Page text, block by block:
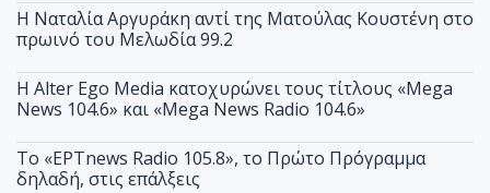
Η Ναταλία Αργυράκη αντί της Ματούλας Κουστένη στο
πρωινό του Μελωδία 99.2
Η Alter Ego Media κατοχυρώνει τους τίτλους «Mega
News 104.6» και «Mega News Radio 104.6»
Το «ΕΡΤnews Radio 105.8», το Πρώτο Πρόγραμμα
δηλαδή, στις επάλξεις